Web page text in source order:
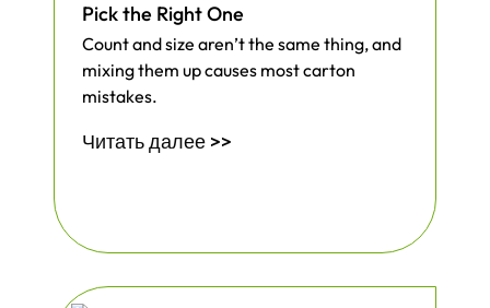
Pick the Right One
Count and size aren’t the same thing, and
mixing them up causes most carton
mistakes.
Читать далее >>